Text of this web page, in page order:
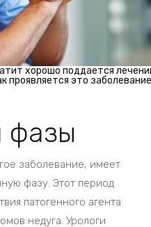
хорошо поддается
проявляется это
фазы
заболевание, имеет
фазу. Этот период
патогенного агента
недуга. Урологи